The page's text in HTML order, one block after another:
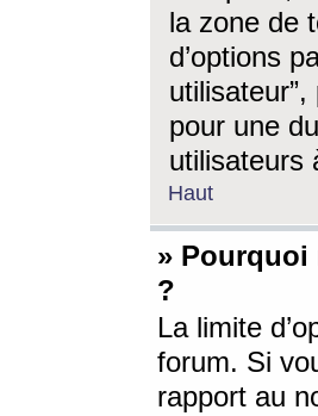
la zone de
d’options
pour une
utilisateurs
Haut
» Pourquoi
?
La limite
forum. Si
rapport au